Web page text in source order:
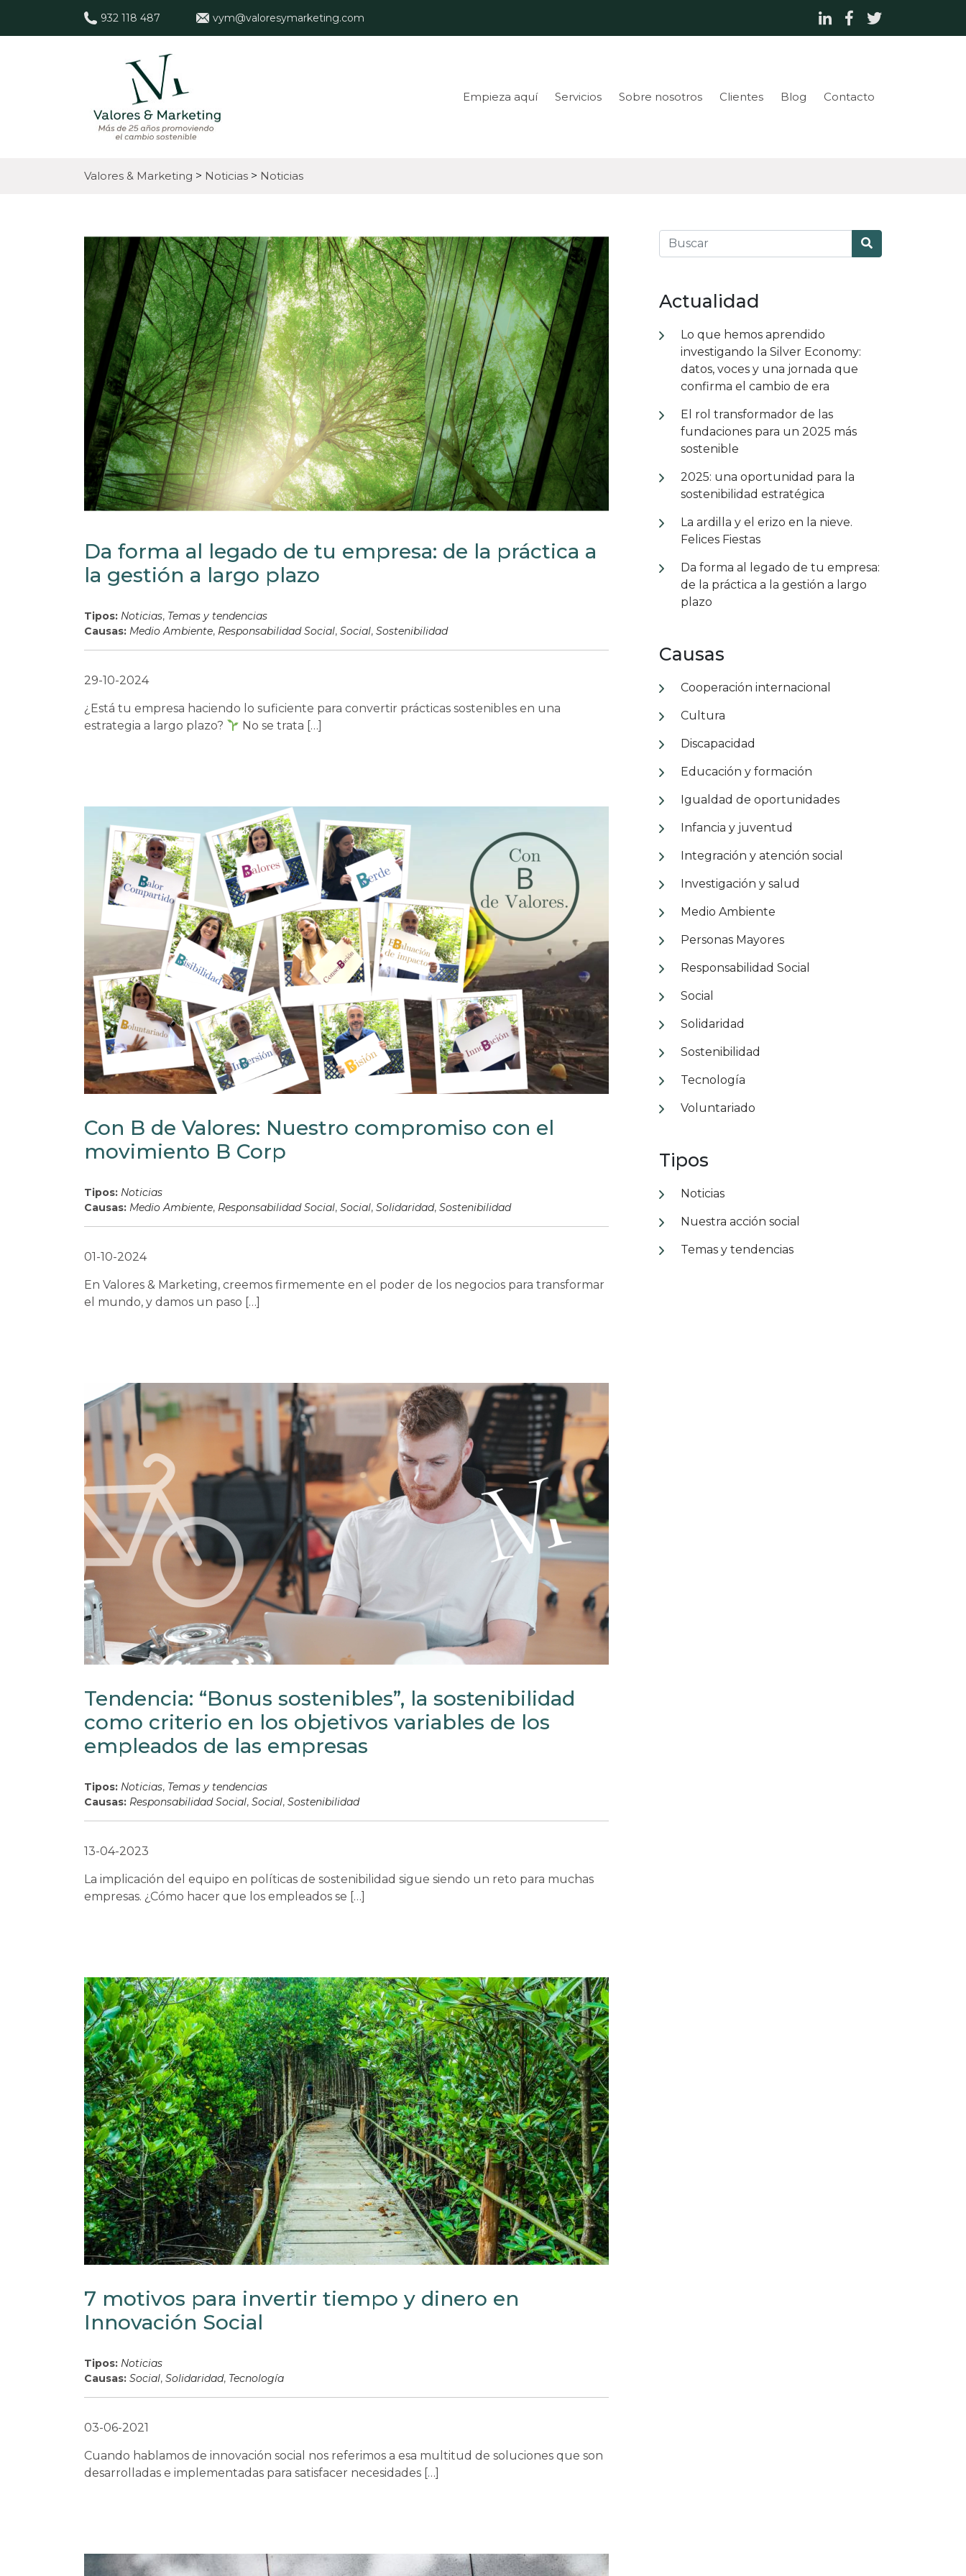
932 118 487 vym@valoresymarketing.com
Empieza aquí Servicios Sobre nosotros Clientes Blog Contacto
Valores & Marketing > Noticias > Noticias
Da forma al legado de tu empresa: de la práctica a
la gestión a largo plazo
Tipos: Noticias, Temas y tendencias
Causas: Medio Ambiente, Responsabilidad Social, Social, Sostenibilidad
29-10-2024
¿Está tu empresa haciendo lo suficiente para convertir prácticas sostenibles en una
estrategia a largo plazo?
No se trata […]
Con B de Valores: Nuestro compromiso con el
movimiento B Corp
Tipos: Noticias
Causas: Medio Ambiente, Responsabilidad Social, Social, Solidaridad, Sostenibilidad
01-10-2024
En Valores & Marketing, creemos firmemente en el poder de los negocios para transformar
el mundo, y damos un paso […]
Tendencia: “Bonus sostenibles”, la sostenibilidad
como criterio en los objetivos variables de los
empleados de las empresas
Tipos: Noticias, Temas y tendencias
Causas: Responsabilidad Social, Social, Sostenibilidad
13-04-2023
La implicación del equipo en políticas de sostenibilidad sigue siendo un reto para muchas
empresas. ¿Cómo hacer que los empleados se […]
7 motivos para invertir tiempo y dinero en
Innovación Social
Tipos: Noticias
Causas: Social, Solidaridad, Tecnología
03-06-2021
Cuando hablamos de innovación social nos referimos a esa multitud de soluciones que son
desarrolladas e implementadas para satisfacer necesidades […]
Actualidad
Lo que hemos aprendido
investigando la Silver Economy:
datos, voces y una jornada que
confirma el cambio de era
El rol transformador de las
fundaciones para un 2025 más
sostenible
2025: una oportunidad para la
sostenibilidad estratégica
La ardilla y el erizo en la nieve.
Felices Fiestas
Da forma al legado de tu empresa:
de la práctica a la gestión a largo
plazo
Causas
Cooperación internacional
Cultura
Discapacidad
Educación y formación
Igualdad de oportunidades
Infancia y juventud
Integración y atención social
Investigación y salud
Medio Ambiente
Personas Mayores
Responsabilidad Social
Social
Solidaridad
Sostenibilidad
Tecnología
Voluntariado
Tipos
Noticias
Nuestra acción social
Temas y tendencias